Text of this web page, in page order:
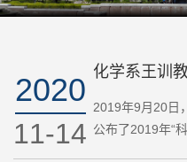
2020
11-14
化学系王训
2019年9月20日
公布了2019年“